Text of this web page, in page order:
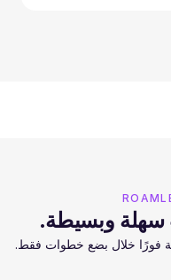
سهلة وبسيطة.
فورًا خلال بضع خطوات فقط.